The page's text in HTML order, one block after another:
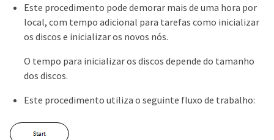
Este procedimento pode demorar mais de uma hora por
local, com tempo adicional para tarefas como inicializar
os discos e inicializar os novos nós.
O tempo para inicializar os discos depende do tamanho
dos discos.
Este procedimento utiliza o seguinte fluxo de trabalho: